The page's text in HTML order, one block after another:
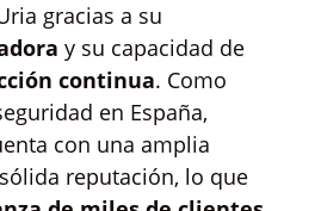
gracias a su
y su capacidad de
continua. Como
en España,
con una amplia
reputación, lo que